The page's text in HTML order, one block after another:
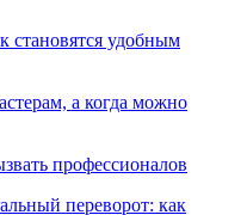
становятся удобным
а когда можно
профессионалов
переворот: как